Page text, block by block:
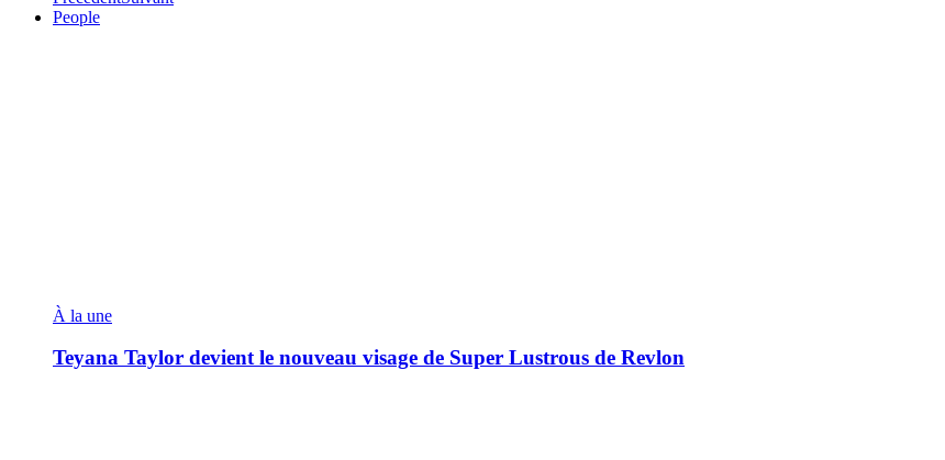
People
À la une
Teyana Taylor devient le nouveau visage de Super Lustrous de Revlon